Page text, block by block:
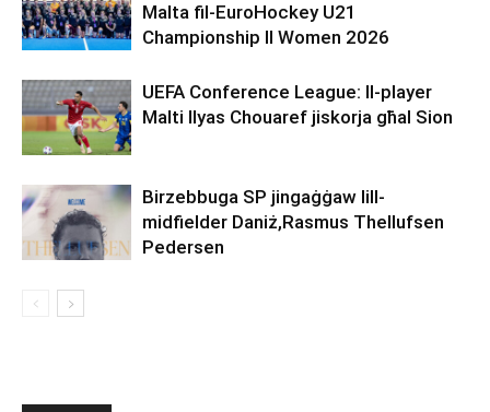
Malta fil-EuroHockey U21
Championship II Women 2026
UEFA Conference League: Il-player
Malti Ilyas Chouaref jiskorja għal Sion
Birzebbuga SP jingaġġaw lill-
midfielder Daniż,Rasmus Thellufsen
Pedersen